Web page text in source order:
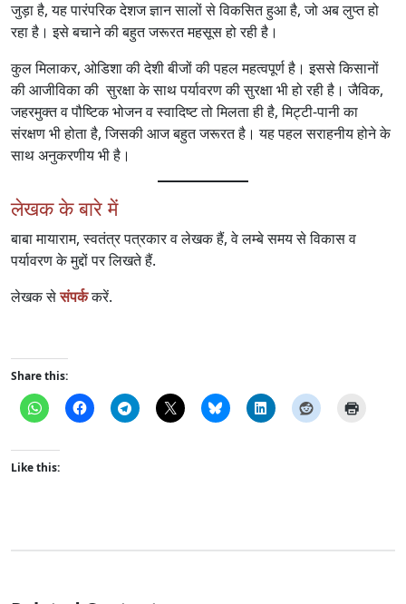
जुड़ा है, यह पारंपरिक देशज ज्ञान सालों से विकसित हुआ है, जो अब लुप्त हो
रहा है। इसे बचाने की बहुत जरूरत महसूस हो रही है।
कुल मिलाकर, ओडिशा की देशी बीजों की पहल महत्वपूर्ण है। इससे किसानों
की आजीविका की सुरक्षा के साथ पर्यावरण की सुरक्षा भी हो रही है। जैविक,
जहरमुक्त व पौष्टिक भोजन व स्वादिष्ट तो मिलता ही है, मिट्टी-पानी का
संरक्षण भी होता है, जिसकी आज बहुत जरूरत है। यह पहल सराहनीय होने के
साथ अनुकरणीय भी है।
लेखक के बारे में
बाबा मायाराम, स्वतंत्र पत्रकार व लेखक हैं, वे लम्बे समय से विकास व
पर्यावरण के मुद्दों पर लिखते हैं.
लेखक सेसंपर्ककरें.
Share this:
Like this: